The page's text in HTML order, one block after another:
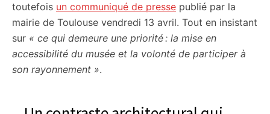
toutefois un communiqué de presse publié par la
mairie de Toulouse vendredi 13 avril. Tout en insistant
sur « ce qui demeure une priorité : la mise en
accessibilité du musée et la volonté de participer à
son rayonnement ».